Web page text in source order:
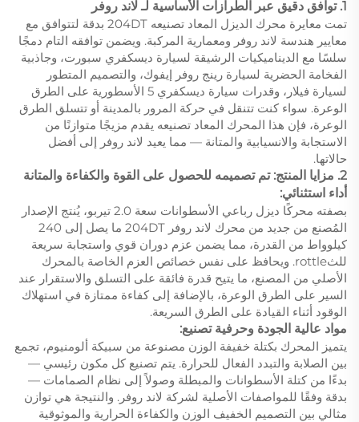
1. توافق دقيق عبر الطرازات الأساسية لـ لاند روفر
تمت معايرة محرك الديزل المعاد تصنيعه 204DT بدقة لتتوافق مع
معايير هندسة لاند روفر ومعمارية المركبة. ويضمن توافقه التام دمجًا
سلسًا مع الديناميكيات الرشيقة لسيارة ديسكفري سبورت، وجاذبية
الفخامة الحضرية لسيارة رينج روفر إيفوك، والتصميم المتطور
لسيارة فيلار، وقدرات سيارة ديسكفري 5 الأسطورية على الطرق
الوعرة. سواء كنت تتنقل في حركة المرور بالمدينة أو تتسلق الطرق
الوعرة، فإن هذا المحرك المعاد تصنيعه يقدم مزيجًا متوازنًا من
الاستجابة والانسيابية والمتانة — مما يعيد لاند روفر إلى أفضل
حالاتها.
2. مزايا المنتج: تم تصميمه للحصول على القوة والكفاءة والمتانة
أداء استثنائي:
بصفته محركًا ديزل رباعي الأسطوانات سعة 2.0 تيربو، يُنتج الإصدار
المُصنع من جديد من محرك لاند روفر 204DT ما يصل إلى 240
كيلوواط من القدرة، مما يضمن عزم دوران قوي واستجابة سريعة
للثrottle. ويحافظ على نفس خصائص العزم الخاصة بالمحرك
الأصلي من المصنع، ما يتيح قدرة فائقة على التسلق والاستقرار عند
السير على الطرق الوعرة، بالإضافة إلى كفاءة ممتازة في استهلاك
الوقود أثناء القيادة على الطرق السريعة.
مواد عالية الجودة وحرفية تصنيع:
يتميز المحرك بكتلة خفيفة الوزن مصنوعة من سبيكة ألومنيوم، تجمع
بين الصلابة والتبدد الفعال للحرارة. يتم تصنيع كل مكون رئيسي —
بدءًا من كتلة الأسطوانات والمبطلة وصولاً إلى نظام الصمامات —
بدقة وفقًا للمواصفات الأصلية لشركة لاند روفر. والنتيجة هي توازن
مثالي بين التصميم الخفيف الوزن والكفاءة الحرارية والموثوقية